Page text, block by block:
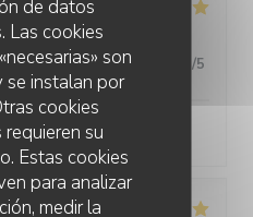
de datos
Las cookies
son
instalan por
cookies
su
Estas cookies
para analizar
medir la
4
Menú:5/5 Calidad / Precio /5
bon produit